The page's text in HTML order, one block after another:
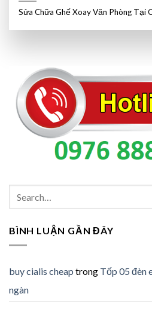
Sửa Chữa Ghế Xoay Văn Phòng Tại
BÌNH LUẬN GẦN ĐÂY
buy cialis cheap trong Tốp 05 đèn
ngàn